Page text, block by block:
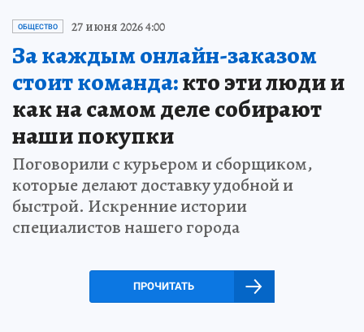
ОБЩЕСТВО 27 июня 2026 4:00
За каждым онлайн-заказом
стоит команда:кто эти люди и
как на самом деле собирают
наши покупки
Поговорили с курьером и сборщиком,
которые делают доставку удобной и
быстрой. Искренние истории
специалистов нашего города
ПРОЧИТАТЬ